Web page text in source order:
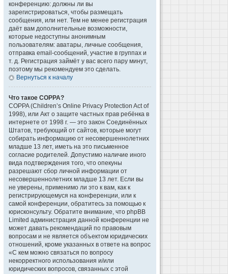
конференцию: должны ли вы
зарегистрироваться, чтобы размещать
сообщения, или нет. Тем не менее регистрация
даёт вам дополнительные возможности,
которые недоступны анонимным
пользователям: аватары, личные сообщения,
отправка email-сообщений, участие в группах и
т. д. Регистрация займёт у вас всего пару минут,
поэтому мы рекомендуем это сделать.
Вернуться к началу
Что такое COPPA?
COPPA (Children’s Online Privacy Protection Act of
1998), или Акт о защите частных прав ребёнка в
интернете от 1998 г. — это закон Соединённых
Штатов, требующий от сайтов, которые могут
собирать информацию от несовершеннолетних
младше 13 лет, иметь на это письменное
согласие родителей. Допустимо наличие иного
вида подтверждения того, что опекуны
разрешают сбор личной информации от
несовершеннолетних младше 13 лет. Если вы
не уверены, применимо ли это к вам, как к
регистрирующемуся на конференции, или к
самой конференции, обратитесь за помощью к
юрисконсульту. Обратите внимание, что phpBB
Limited администрация данной конференции не
может давать рекомендаций по правовым
вопросам и не является объектом юридических
отношений, кроме указанных в ответе на вопрос
«С кем можно связаться по вопросу
некорректного использования и/или
юридических вопросов, связанных с этой